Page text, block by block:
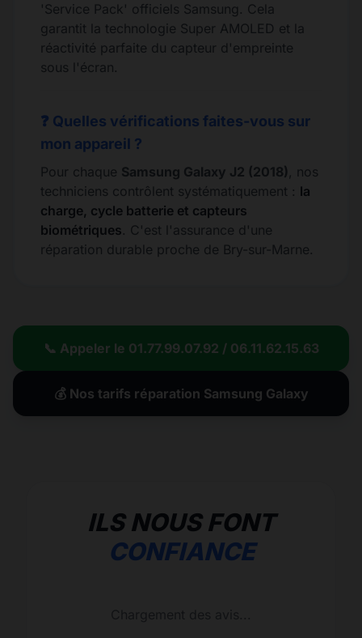
'Service Pack' officiels Samsung. Cela
garantit la technologie Super AMOLED et la
réactivité parfaite du capteur d'empreinte
sous l'écran.
❓ Quelles vérifications faites-vous sur
mon appareil ?
Pour chaque Samsung Galaxy J2 (2018) , nos
techniciens contrôlent systématiquement : la
charge, cycle batterie et capteurs
biométriques. C'est l'assurance d'une
réparation durable proche de Bry-sur-Marne.
📞 Appeler le 01.77.99.07.92 / 06.11.62.15.63
💰 Nos tarifs réparation Samsung Galaxy
ILS NOUS FONT
CONFIANCE